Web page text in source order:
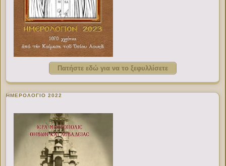
Πατήστε εδώ για να το ξεφυλλίσετε
ΗΜΕΡΟΛΟΓΙΟ 2022